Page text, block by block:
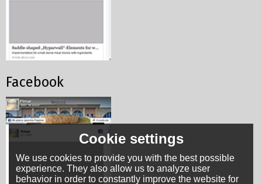
Facebook
Cookie settings
We use cookies to provide you with the best possible
experience. They also allow us to analyze user
behavior in order to constantly improve the website for